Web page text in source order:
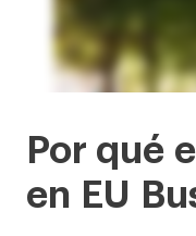
Por qué
en EU